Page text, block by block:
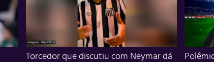
Torcedor que discutiu com Neymar dá